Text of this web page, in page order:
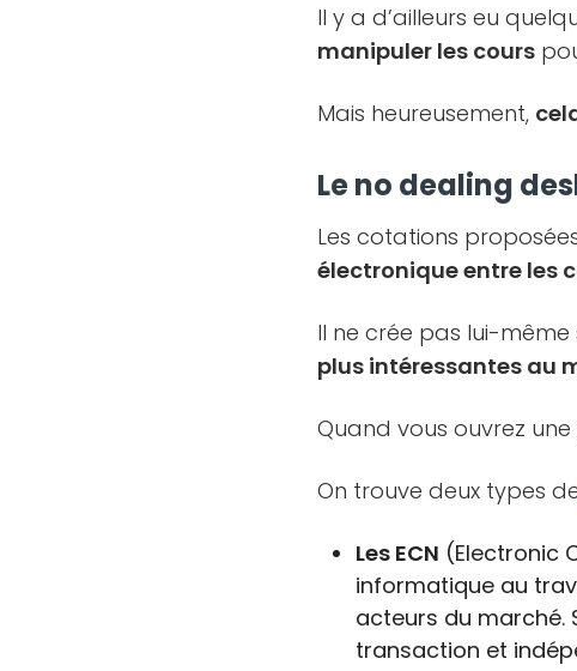
Il y a d’ailleurs eu
manipuler les cours
Mais heureusement,
Le no dealing
Les cotations
électronique entre les
Il ne crée pas lui-
plus intéressantes au
Quand vous ouvrez une
On trouve deux types
Les ECN (Electronic
informatique au
acteurs du marché.
transaction et